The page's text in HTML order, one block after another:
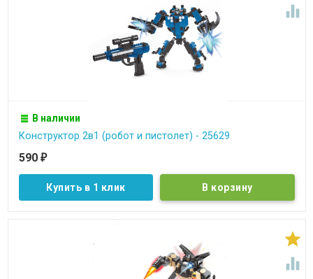

В наличии
Конструктор 2в1 (робот и пистолет) - 25629
590 ₽
Купить в 1 клик

